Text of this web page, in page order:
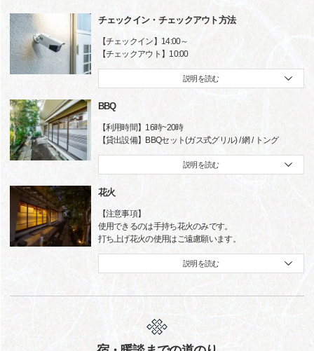
チェックイン・チェックアウト方法
【チェックイン】14:00～
【チェックアウト】10:00
説明を読む
BBQ
【利用時間】16時~20時
【貸出設備】BBQセット(ガス式グリル) / 網 / トング
説明を読む
花火
【注意事項】
使用できるのは手持ち花火のみです。
打ち上げ花火の使用はご遠慮願います。
説明を読む